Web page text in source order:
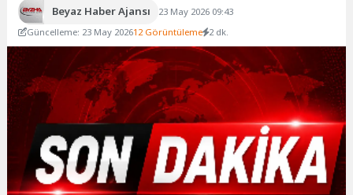
Beyaz Haber Ajansı
23 May 2026 09:43
Güncelleme: 23 May 202612 Görüntüleme 2 dk.